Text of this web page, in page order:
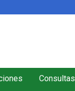
Consultas